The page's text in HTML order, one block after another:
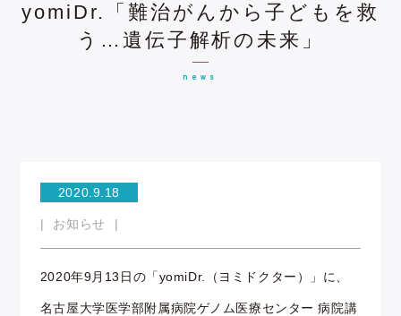
yomiDr.「難治がんから子どもを救
う…遺伝子解析の未来」
news
2020.9.18
お知らせ
2020年9月13日の「yomiDr.（ヨミドクター）」に、
名古屋大学医学部附属病院ゲノム医療センター 病院講